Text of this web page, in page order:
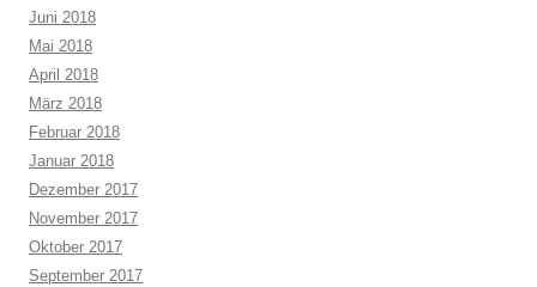
Juni 2018
Mai 2018
April 2018
März 2018
Februar 2018
Januar 2018
Dezember 2017
November 2017
Oktober 2017
September 2017